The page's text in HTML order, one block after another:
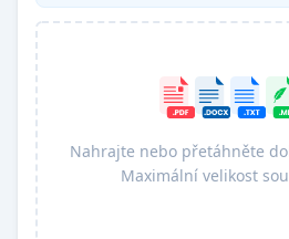
Nahrajte nebo přetáhněte
Maximální velikost